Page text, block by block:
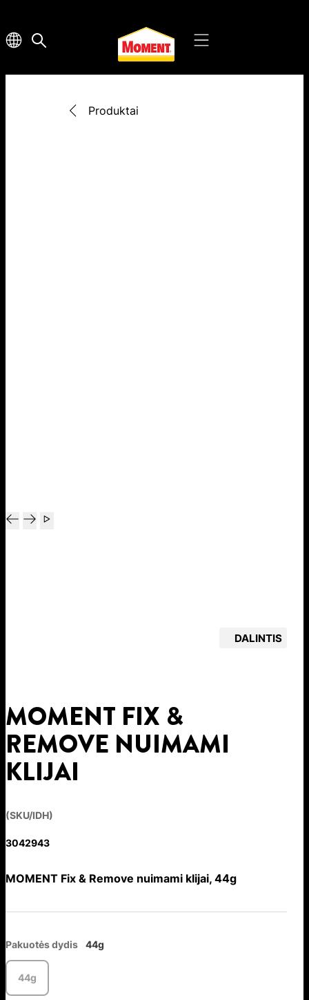
Produktai
DALINTIS
MOMENT FIX &
REMOVE NUIMAMI
KLIJAI
(SKU/IDH)
3042943
MOMENT Fix & Remove nuimami klijai, 44g
Pakuotės dydis 44g
44g